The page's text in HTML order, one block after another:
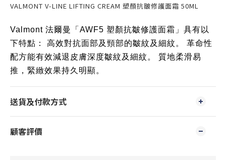
VALMONT V-LINE LIFTING CREAM 塑顏抗皺修護面霜 50ML
Valmont 法爾曼「AWF5 塑顏抗皺修護面霜」具有以
下特點： 高效對抗面部及頸部的皺紋及細紋。 革命性
配方能有效減退皮膚深度皺紋及細紋。 質地柔滑易
推，緊緻效果持久明顯。
送貨及付款方式
顧客評價